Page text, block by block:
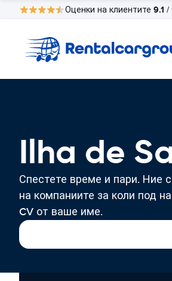
Оценки на клиентите 9.1 /
Ilha de
Спестете време и пари. Ние
на компаниите за коли под
CV от ваше име.